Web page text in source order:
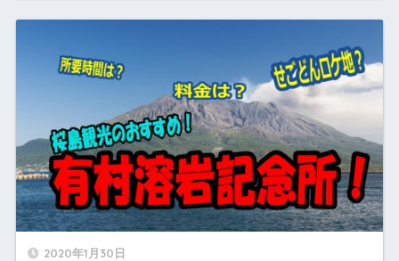
2020年1月30日